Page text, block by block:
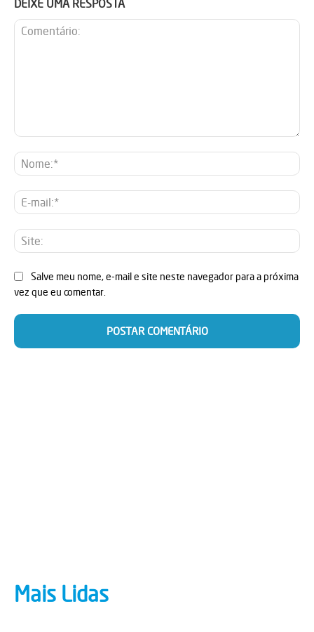
DEIXE UMA RESPOSTA
E-
Salve meu nome, e-mail e site neste navegador para a próxima
vez que eu comentar.
Mais Lidas